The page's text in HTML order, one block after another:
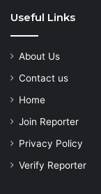
Useful Links
About Us
Contact us
Home
Join Reporter
Privacy Policy
Verify Reporter